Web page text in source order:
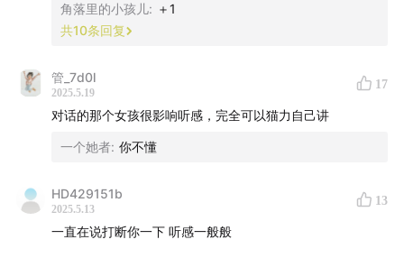
—————
最後的最後，千豆想對所有聽眾說的是：
“珍惜自己，無論何時何地，養好自己、陪伴好自己、愛好
角落里的小孩儿: ＋1
共10条回复
管_7d0l
2025.5.19
17
对话的那个女孩很影响听感，完全可以猫力自己讲
一个她者: 你不懂
HD429151b
2025.5.13
13
一直在说打断你一下 听感一般般